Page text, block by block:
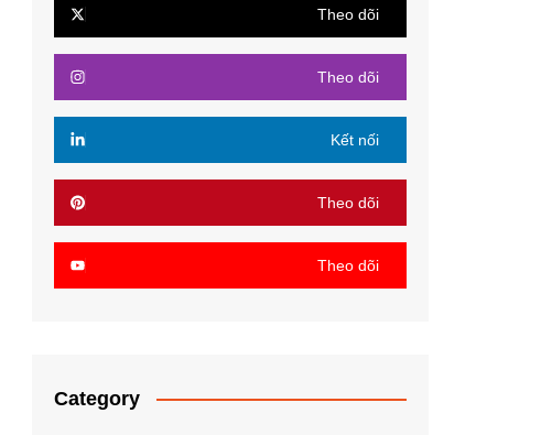
Theo dõi
Theo dõi
Kết nối
Theo dõi
Theo dõi
Category